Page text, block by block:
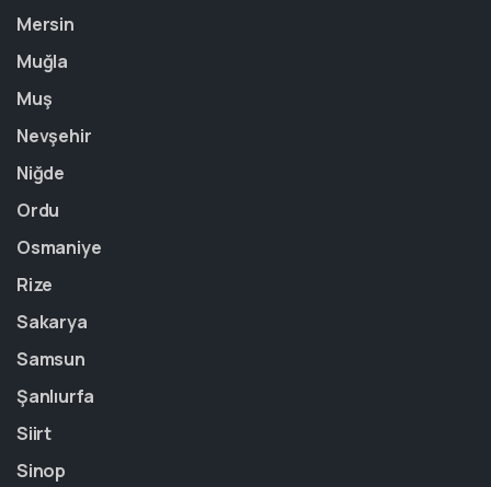
Mersin
Muğla
Muş
Nevşehir
Niğde
Ordu
Osmaniye
Rize
Sakarya
Samsun
Şanlıurfa
Siirt
Sinop